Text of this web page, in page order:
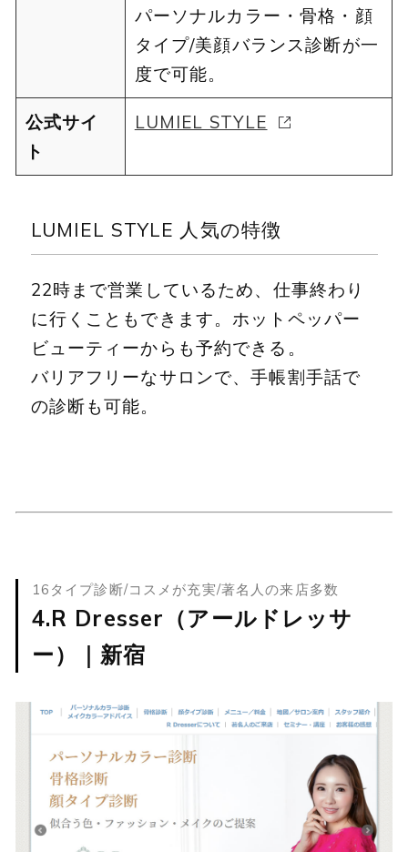
パーソナルカラー・骨格・顔
タイプ/美顔バランス診断が一
度で可能。
公式サイ
ト
LUMIEL STYLE
LUMIEL STYLE 人気の特徴
22時まで営業しているため、仕事終わり
に行くこともできます。ホットペッパー
ビューティーからも予約できる。
バリアフリーなサロンで、手帳割手話で
の診断も可能。
16タイプ診断/コスメが充実/著名人の来店多数
4.R Dresser（アールドレッサ
ー）｜新宿